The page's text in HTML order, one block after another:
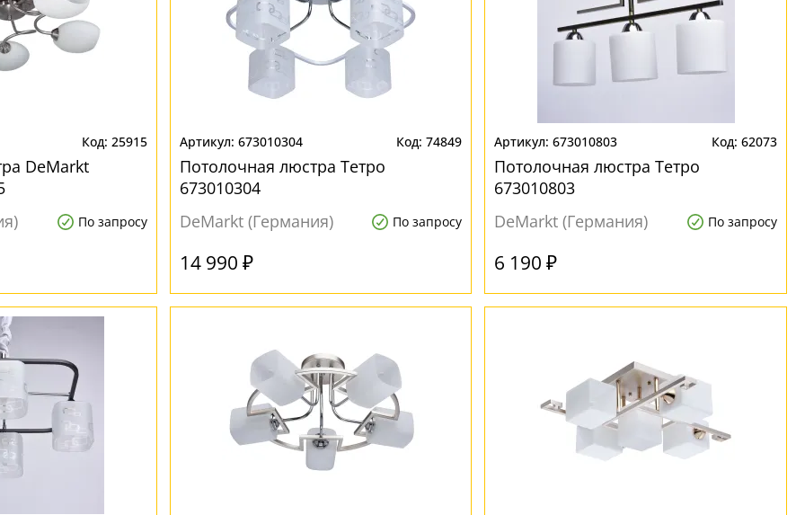
25915
DeMarkt
По запросу
673010304 74849
Потолочная люстра Тетро
673010304
DeMarkt (Германия)
По запросу
14 990 ₽
673010803 62073
Потолочная люстра Тетро
673010803
DeMarkt (Германия)
По запросу
6 190 ₽